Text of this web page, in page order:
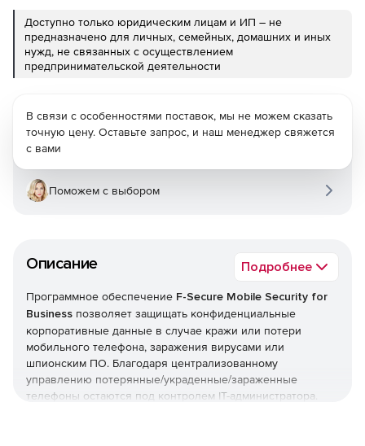
Доступно только юридическим лицам и ИП – не
предназначено для личных, семейных, домашних и иных
нужд, не связанных с осуществлением
предпринимательской деятельности
Описание Подробнее
Программное обеспечение F-Secure Mobile Security for
Business позволяет защищать конфиденциальные
корпоративные данные в случае кражи или потери
мобильного телефона, заражения вирусами или
шпионским ПО. Благодаря централизованному
управлению потерянные/украденные/зараженные
телефоны остаются под контролем IT-администратора.
В связи с особенностями поставок, мы не можем сказать
точную цену. Оставьте запрос, и наш менеджер свяжется
с вами
Поможем с выбором